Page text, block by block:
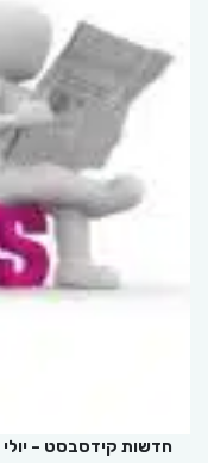
חדשות קידסבסט – יולי 2026